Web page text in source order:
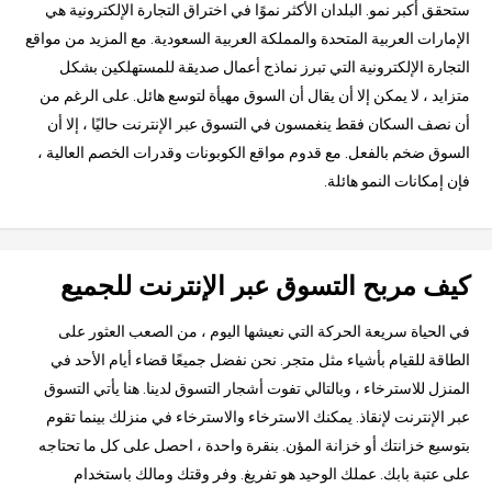
ستحقق أكبر نمو. البلدان الأكثر نموًا في اختراق التجارة الإلكترونية هي
الإمارات العربية المتحدة والمملكة العربية السعودية. مع المزيد من مواقع
التجارة الإلكترونية التي تبرز نماذج أعمال صديقة للمستهلكين بشكل
متزايد ، لا يمكن إلا أن يقال أن السوق مهيأة لتوسع هائل. على الرغم من
أن نصف السكان فقط ينغمسون في التسوق عبر الإنترنت حاليًا ، إلا أن
السوق ضخم بالفعل. مع قدوم مواقع الكوبونات وقدرات الخصم العالية ،
فإن إمكانات النمو هائلة.
كيف مربح التسوق عبر الإنترنت للجميع
في الحياة سريعة الحركة التي نعيشها اليوم ، من الصعب العثور على
الطاقة للقيام بأشياء مثل متجر. نحن نفضل جميعًا قضاء أيام الأحد في
المنزل للاسترخاء ، وبالتالي تفوت أشجار التسوق لدينا. هنا يأتي التسوق
عبر الإنترنت لإنقاذ. يمكنك الاسترخاء والاسترخاء في منزلك بينما تقوم
بتوسيع خزانتك أو خزانة المؤن. بنقرة واحدة ، احصل على كل ما تحتاجه
على عتبة بابك. عملك الوحيد هو تفريغ. وفر وقتك ومالك باستخدام